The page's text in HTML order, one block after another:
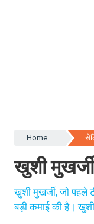
Home
खुशी
खुशी मुखर्जी, जो पहले
बड़ी कमाई की है।